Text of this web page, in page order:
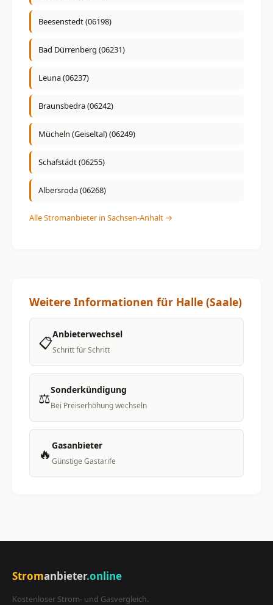
Beesenstedt (06198)
Bad Dürrenberg (06231)
Leuna (06237)
Braunsbedra (06242)
Mücheln (Geiseltal) (06249)
Schafstädt (06255)
Albersroda (06268)
Alle Stromanbieter in Sachsen-Anhalt →
Weitere Informationen für Halle (Saale)
📋Anbieterwechsel
Schritt für Schritt
⚖️Sonderkündigung
Bei Preiserhöhung wechseln
🔥 Gasanbieter
Günstige Gastarife
Stromanbieter.online
Kostenloser Strom- und Gasvergleich.